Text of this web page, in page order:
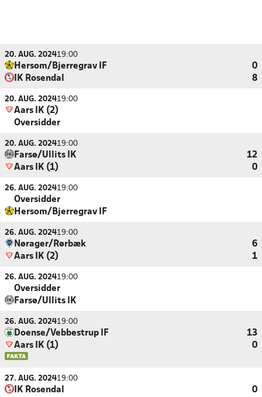
20. AUG. 202419:00
Hersom/Bjerregrav IF
0
IK Rosendal
8
20. AUG. 202419:00
Aars IK (2)
Oversidder
20. AUG. 202419:00
Farsø/Ullits IK
12
Aars IK (1)
0
26. AUG. 202419:00
Oversidder
Hersom/Bjerregrav IF
26. AUG. 202419:00
Nørager/Rørbæk
6
Aars IK (2)
1
26. AUG. 202419:00
Oversidder
Farsø/Ullits IK
26. AUG. 202419:00
Doense/Vebbestrup IF
13
Aars IK (1)
0
27. AUG. 202419:00
IK Rosendal
0